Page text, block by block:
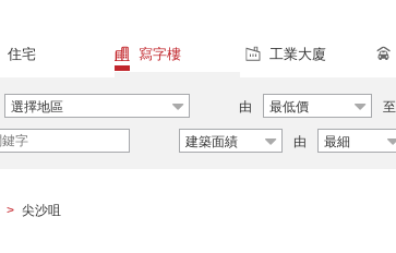
住宅 寫字樓 工業大廈
選擇地區 由 最低價 至
建築面績 由 最細
> 尖沙咀